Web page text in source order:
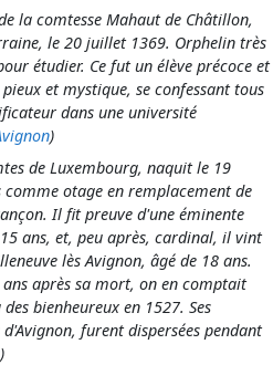
la comtesse Mahaut de Châtillon,
le 20 juillet 1369. Orphelin très
étudier. Ce fut un élève précoce et
et mystique, se confessant tous
dans une université
)
de Luxembourg, naquit le 19
otage en remplacement de
Il fit preuve d'une éminente
ans, et, peu après, cardinal, il vint
lès Avignon, âgé de 18 ans.
après sa mort, on en comptait
bienheureux en 1527. Ses
furent dispersées pendant
)